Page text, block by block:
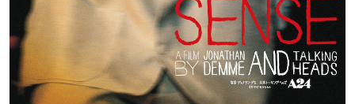
#SPORTS #HANDSOME HANDBOOK